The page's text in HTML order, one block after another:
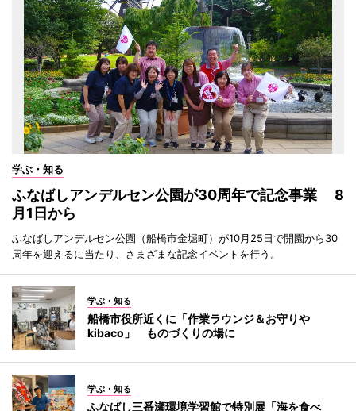
学ぶ・知る
ふなばしアンデルセン公園が30周年で記念事業 8
月1日から
ふなばしアンデルセン公園（船橋市金堀町）が10月25日で開園から30
周年を迎えるに当たり、さまざまな記念イベントを行う。
学ぶ・知る
船橋市役所近くに「作業ラウンジ＆お守りや
kibaco」 ものづくりの場に
学ぶ・知る
ふなばし三番瀬環境学習館で特別展「海を食べ